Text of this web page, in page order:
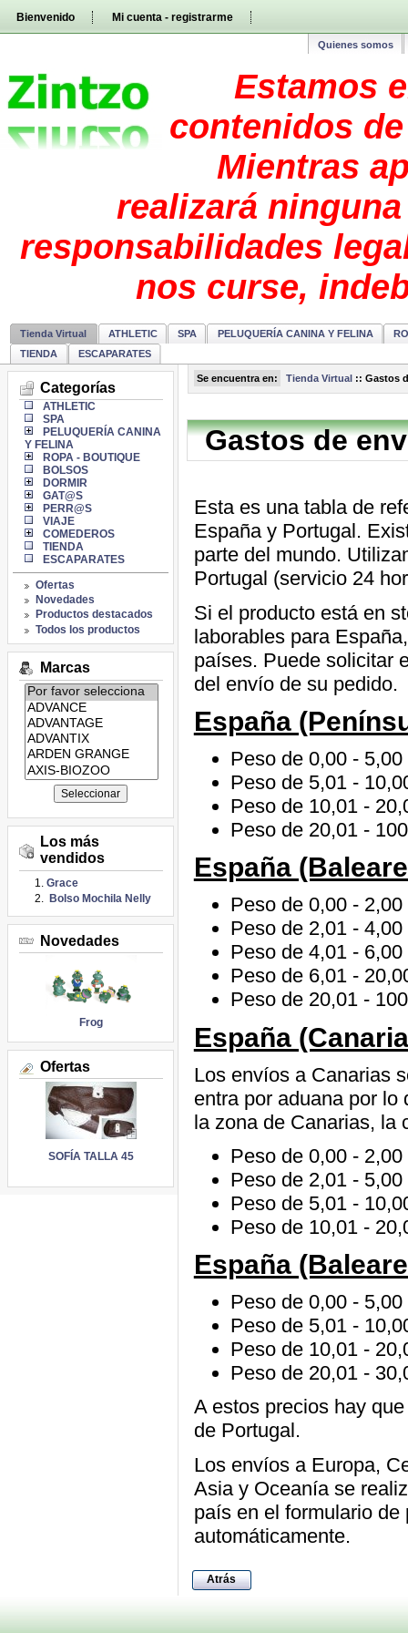
directamente
Bienvenido Mi cuenta - registrarme
Quienes somos
Estamos
contenidos
Mientras
realizará
responsabilidades
nos curse,
Tienda Virtual ATHLETIC SPA PELUQUERÍA CANINA Y FELINA
TIENDA
ESCAPARATES
Categorías
ATHLETIC
SPA
PELUQUERÍA CANINA
Y FELINA
ROPA - BOUTIQUE
BOLSOS
DORMIR
GAT@S
PERR@S
VIAJE
COMEDEROS
TIENDA
ESCAPARATES
Ofertas
Novedades
Productos destacados
Todos los productos
Marcas
Listado
de
marcas:
Los más
vendidos
Grace
Bolso Mochila Nelly
Novedades
Frog
Ofertas
SOFÍA TALLA 45
Se encuentra en: Tienda Virtual :: Gastos
Gastos de
Esta es una tabla de
España y Portugal.
parte del mundo.
Portugal (servicio 24
Si el producto está en
laborables para
países. Puede solicitar
del envío de su pedido.
España
Peso de 0,00 -
Peso de 5,01 -
Peso de 10,01 -
Peso de 20,01 -
España
Peso de 0,00 -
Peso de 2,01 -
Peso de 4,01 -
Peso de 6,01 -
Peso de 20,01 -
España
Los envíos a Canarias
entra por aduana por lo
la zona de Canarias, la
Peso de 0,00 -
Peso de 2,01 -
Peso de 5,01 -
Peso de 10,01 -
España
Peso de 0,00 -
Peso de 5,01 -
Peso de 10,01 -
Peso de 20,01 -
A estos precios hay
de Portugal.
Los envíos a Europa,
Asia y Oceanía se
país en el formulario
automáticamente.
Atrás